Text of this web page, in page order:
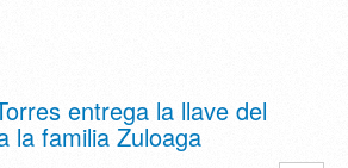
entrega la llave del
la familia Zuloaga